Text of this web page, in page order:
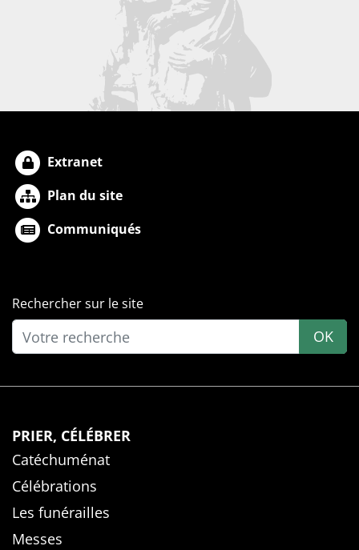
Extranet
Plan du site
Communiqués
Rechercher sur le site
OK
PRIER, CÉLÉBRER
Catéchuménat
Célébrations
Les funérailles
Messes